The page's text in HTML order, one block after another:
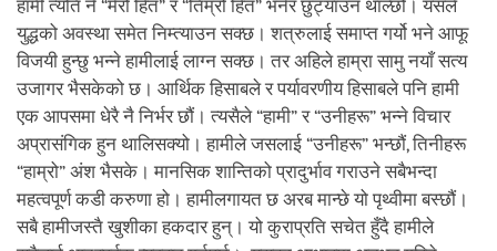
हामी त्यति नै “मेरो हित” र “तिम्रो हित” भनेर छुट्याउन थाल्छौं। यसले
युद्धको अवस्था समेत निम्त्याउन सक्छ। शत्रुलाई समाप्त गर्यो भने आफू
विजयी हुन्छु भन्ने हामीलाई लाग्न सक्छ। तर अहिले हाम्रा सामु नयाँ सत्य
उजागर भैसकेको छ। आर्थिक हिसाबले र पर्यावरणीय हिसाबले पनि हामी
एक आपसमा धेरै नै निर्भर छौं। त्यसैले “हामी” र “उनीहरू” भन्ने विचार
अप्रासंगिक हुन थालिसक्यो। हामीले जसलाई “उनीहरू” भन्छौं, तिनीहरू
“हाम्रो” अंश भैसके। मानसिक शान्तिको प्रादुर्भाव गराउने सबैभन्दा
महत्वपूर्ण कडी करुणा हो। हामीलगायत छ अरब मान्छे यो पृथ्वीमा बस्छौं।
सबै हामीजस्तै खुशीका हकदार हुन्। यो कुराप्रति सचेत हुँदै हामीले